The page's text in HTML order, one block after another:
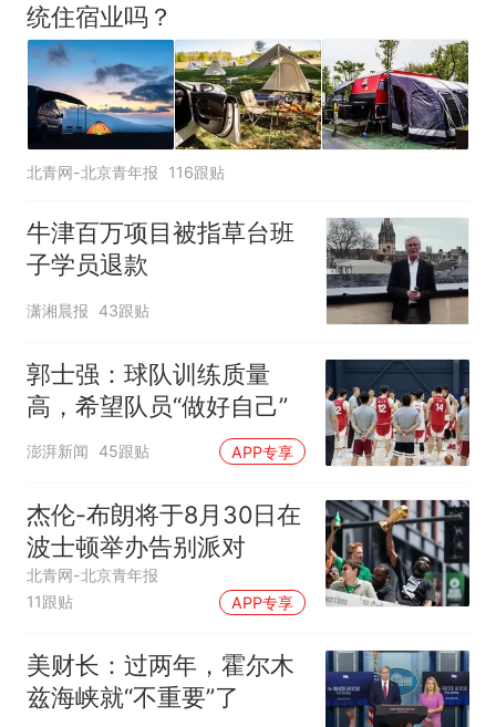
统住宿业吗？
北青网-北京青年报 116跟贴
牛津百万项目被指草台班
子学员退款
潇湘晨报 43跟贴
郭士强：球队训练质量
高，希望队员“做好自己”
澎湃新闻 45跟贴 APP专享
杰伦-布朗将于8月30日在
波士顿举办告别派对
北青网-北京青年报
11跟贴
APP专享
美财长：过两年，霍尔木
兹海峡就“不重要”了